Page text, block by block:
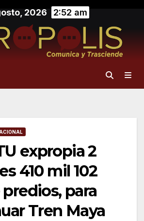
2026 2:52 am
expropia 2
410 mil 102
para
Tren Maya